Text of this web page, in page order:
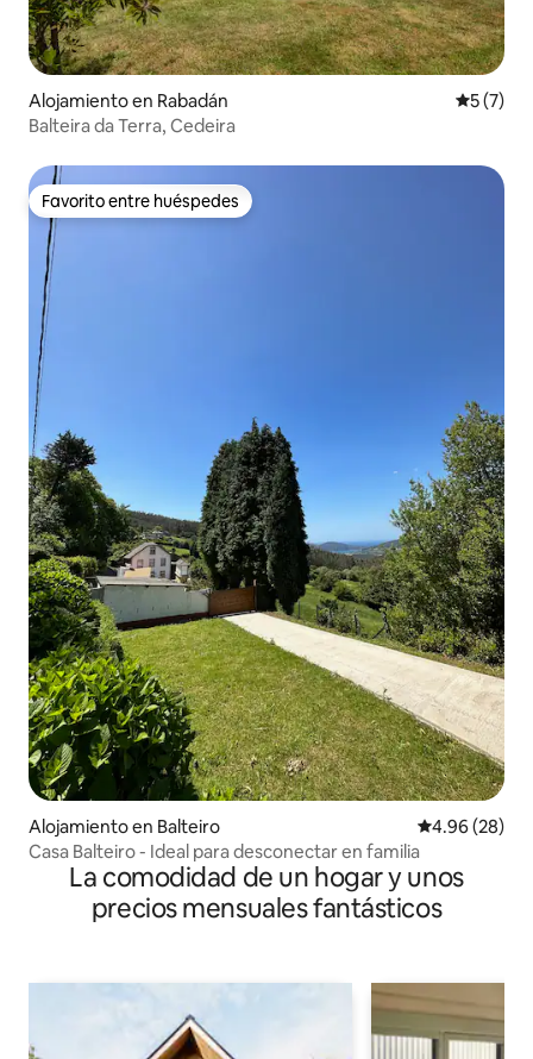
Alojamiento en Rabadán
5 (7)
Balteira da Terra, Cedeira
Favorito entre huéspedes
Favorito entre huéspedes
Alojamiento en Balteiro Calificación
4.96 (28)
Casa Balteiro - Ideal para desconectar en familia
La comodidad de un hogar y unos
precios mensuales fantásticos